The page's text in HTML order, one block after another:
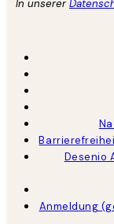
In unserer
Desenio
Anmeldung